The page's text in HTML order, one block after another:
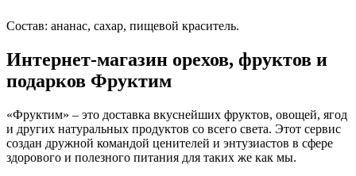
Состав: ананас, сахар, пищевой краситель.
Интернет-магазин орехов, фруктов и
подарков Фруктим
«Фруктим» – это доставка вкуснейших фруктов, овощей, ягод
и других натуральных продуктов со всего света. Этот сервис
создан дружной командой ценителей и энтузиастов в сфере
здорового и полезного питания для таких же как мы.